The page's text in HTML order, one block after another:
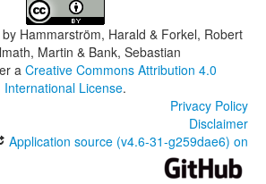
Hammarström, Harald & Forkel, Robert
Martin & Bank, Sebastian
a Creative Commons Attribution 4.0
International License.
Privacy Policy
Disclaimer
Application source (v4.6-31-g259dae6) on